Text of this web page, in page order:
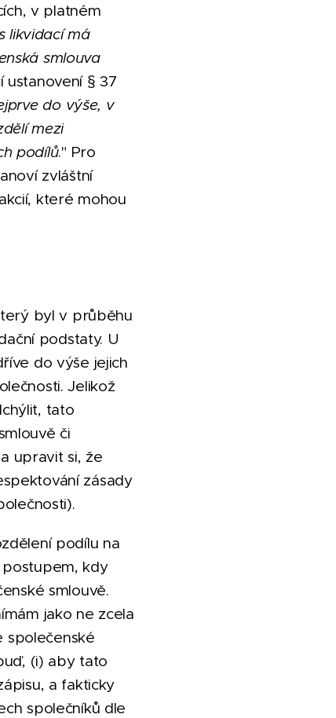
v platném
likvidací má
smlouva
ustanovení § 37
do výše, v
mezi
podílů." Pro
zvláštní
které mohou
byl v průběhu
podstaty. U
do výše jejich
Jelikož
tato
či
upravit si, že
zásady
podílu na
postupem, kdy
smlouvě.
jako ne zcela
společenské
(i) aby tato
a fakticky
společníků dle